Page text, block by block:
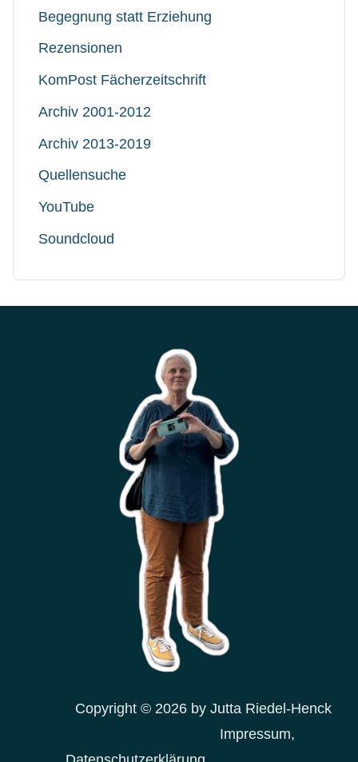
Begegnung statt Erziehung
Rezensionen
KomPost Fächerzeitschrift
Archiv 2001-2012
Archiv 2013-2019
Quellensuche
YouTube
Soundcloud
Copyright © 2026 by Jutta Riedel-Henck
Impressum,